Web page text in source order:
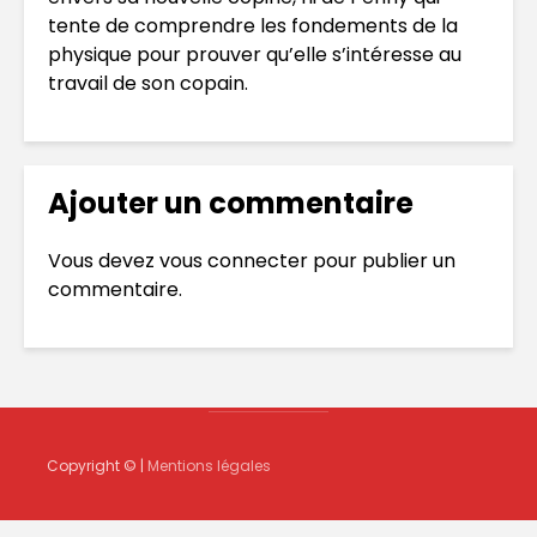
tente de comprendre les fondements de la
physique pour prouver qu’elle s’intéresse au
travail de son copain.
Ajouter un commentaire
Vous devez vous connecter pour publier un
commentaire.
Copyright © | Mentions légales